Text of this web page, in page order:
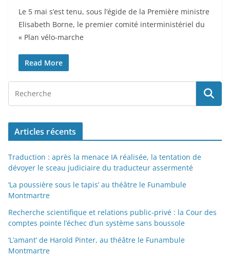
Le 5 mai s’est tenu, sous l’égide de la Première ministre
Elisabeth Borne, le premier comité interministériel du
« Plan vélo-marche
Read More
Articles récents
Traduction : après la menace IA réalisée, la tentation de
dévoyer le sceau judiciaire du traducteur assermenté
‘La poussière sous le tapis’ au théâtre le Funambule
Montmartre
Recherche scientifique et relations public-privé : la Cour des
comptes pointe l’échec d’un système sans boussole
‘L’amant’ de Harold Pinter, au théâtre le Funambule
Montmartre